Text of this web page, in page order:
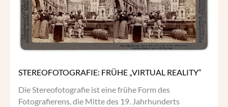
STEREOFOTOGRAFIE: FRÜHE „VIRTUAL REALITY“
Die Stereofotografie ist eine frühe Form des
Fotografierens, die Mitte des 19. Jahrhunderts